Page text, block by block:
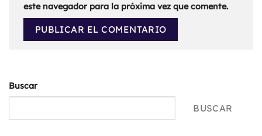
este navegador para la próxima vez que comente.
Buscar
BUSCAR